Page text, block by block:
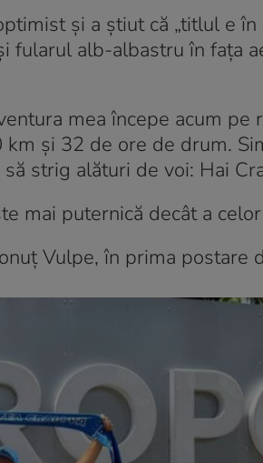
și a știut că „titlul e în
fularul alb-albastru în fața
mea începe acum pe
și 32 de ore de drum.
strig alături de voi: Hai
mai puternică decât a
Vulpe, în prima postare